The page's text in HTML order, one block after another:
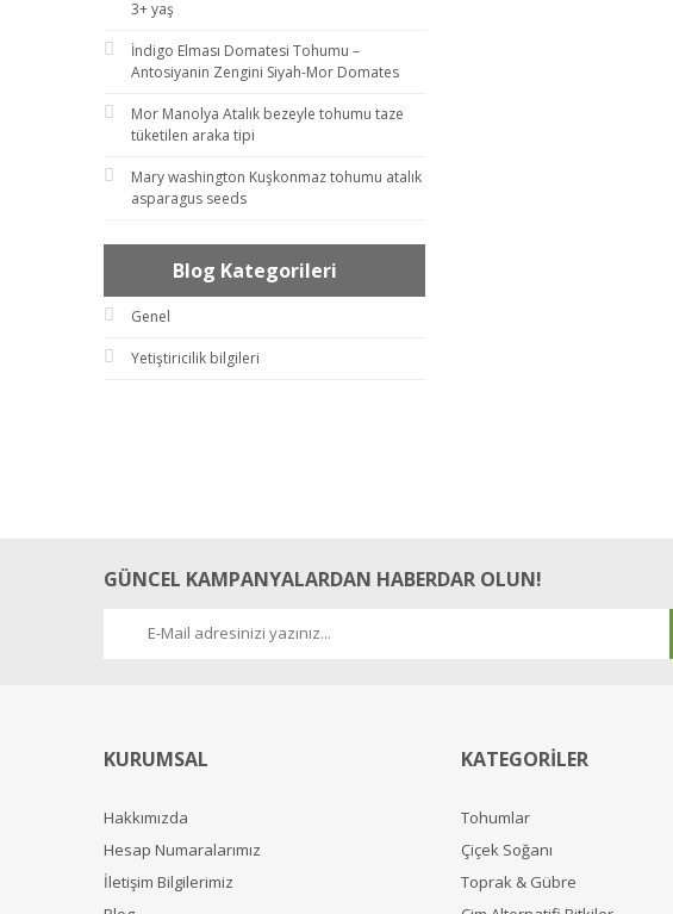
3+ yaş
İndigo Elması Domatesi Tohumu –
Antosiyanin Zengini Siyah-Mor Domates
Mor Manolya Atalık bezeyle tohumu taze
tüketilen araka tipi
Mary washington Kuşkonmaz tohumu atalık
asparagus seeds
Blog Kategorileri
Genel
Yetiştiricilik bilgileri
GÜNCEL KAMPANYALARDAN HABERDAR OLUN!
KURUMSAL
Hakkımızda
Hesap Numaralarımız
İletişim Bilgilerimiz
KATEGORİLER
Tohumlar
Çiçek Soğanı
Toprak & Gübre